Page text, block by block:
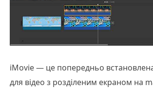
iMovie — це попередньо
для відео з розділеним екраном на